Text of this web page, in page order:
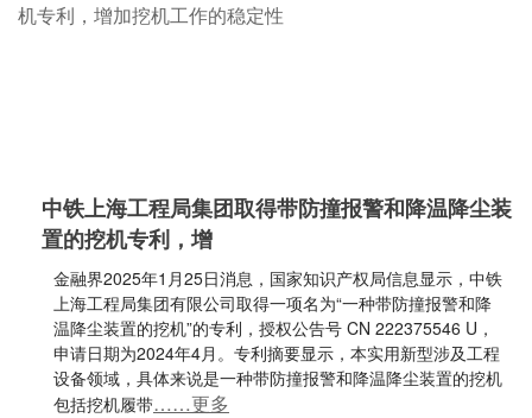
中铁上海工程局集团取得带防撞报警和降温降尘装
置的挖机专利，增
金融界2025年1月25日消息，国家知识产权局信息显示，中铁
上海工程局集团有限公司取得一项名为“一种带防撞报警和降
温降尘装置的挖机”的专利，授权公告号 CN 222375546 U，
申请日期为2024年4月。专利摘要显示，本实用新型涉及工程
设备领域，具体来说是一种带防撞报警和降温降尘装置的挖机
包括挖机履带……更多